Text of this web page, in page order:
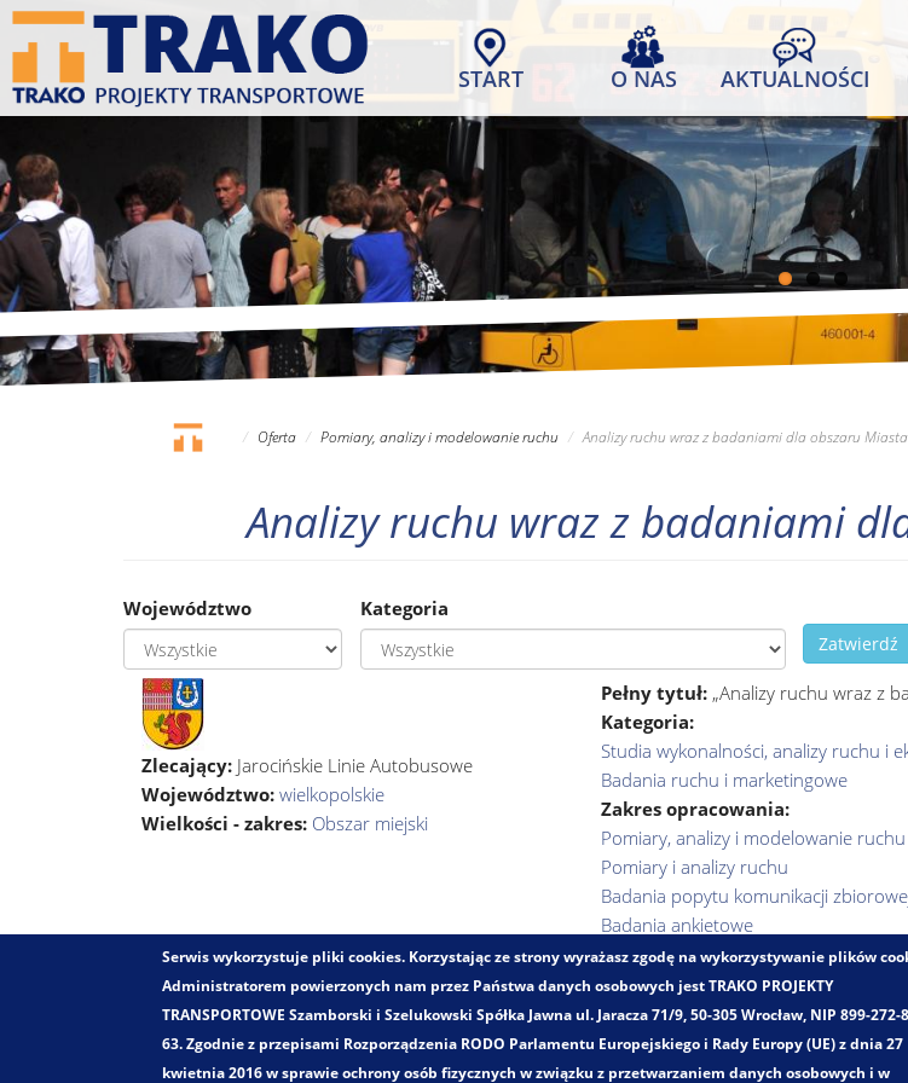
Przejdź
START O NAS AKTUALNOŚCI
Oferta Pomiary, analizy i modelowanie ruchu Analizy ruchu wraz z badaniami dla obszaru
Analizy ruchu wraz z badaniami
Województwo Kategoria
Zatwierdź
Zlecający: Jarocińskie Linie Autobusowe
Województwo: wielkopolskie
Wielkości - zakres: Obszar miejski
Pełny tytuł: „Analizy ruchu wraz z
Kategoria:
Studia wykonalności, analizy ruchu i
Badania ruchu i marketingowe
Zakres opracowania:
Pomiary, analizy i modelowanie ruchu
Pomiary i analizy ruchu
Badania popytu komunikacji
Badania ankietowe
Badania i analizy napełnień
Analizy marketingowe oraz analizy
Serwis wykorzystuje pliki cookies. Korzystając ze strony wyrażasz zgodę na wykorzystywanie plików
Administratorem powierzonych nam przez Państwa danych osobowych jest TRAKO PROJEKTY
TRANSPORTOWE Szamborski i Szelukowski Spółka Jawna ul. Jaracza 71/9, 50-305 Wrocław, NIP 899-272-
63. Zgodnie z przepisami Rozporządzenia RODO Parlamentu Europejskiego i Rady Europy (UE) z dnia 27
kwietnia 2016 w sprawie ochrony osób fizycznych w związku z przetwarzaniem danych osobowych i w